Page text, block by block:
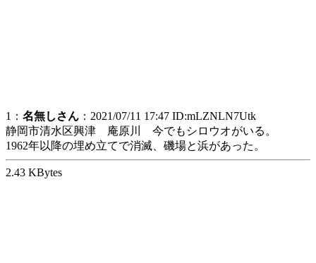
1： 名無しさん ：2021/07/11 17:47 ID:mLZNLN7Utk
静岡市清水区興津 庵原川 今でもシロウオがいる。
1962年以降の埋め立てで消滅、磯場と浜があった。
2.43 KBytes